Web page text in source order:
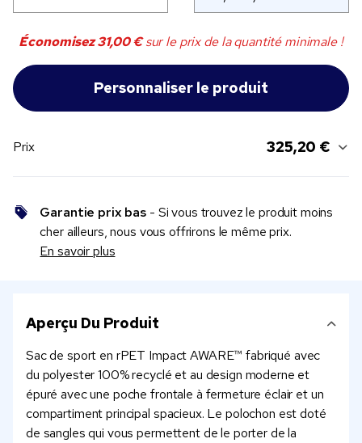
Économisez31,00 €sur le prix de la quantité minimale !
Prix 325,20 €
Garantie prix bas - Si vous trouvez le produit moins
cher ailleurs, nous vous offrirons le même prix.
En savoir plus
Aperçu Du Produit
Sac de sport en rPET Impact AWARE™ fabriqué avec
du polyester 100% recyclé et au design moderne et
épuré avec une poche frontale à fermeture éclair et un
compartiment principal spacieux. Le polochon est doté
de sangles qui vous permettent de le porter de la